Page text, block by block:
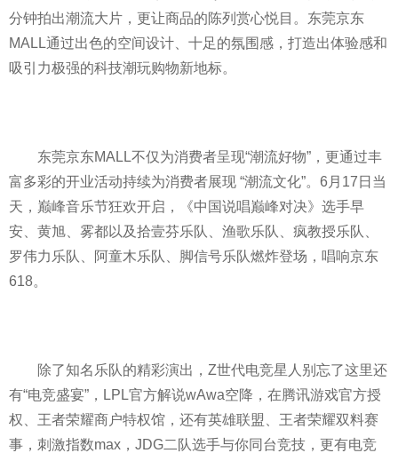
分钟拍出潮流大片，更让商品的陈列赏心悦目。东莞京东
MALL通过出色的空间设计、十足的氛围感，打造出体验感和
吸引力极强的科技潮玩购物新地标。
东莞京东MALL不仅为消费者呈现“潮流好物”，更通过丰
富多彩的开业活动持续为消费者展现 “潮流文化”。6月17日当
天，巅峰音乐节狂欢开启，《中国说唱巅峰对决》选手早
安、黄旭、雾都以及拾壹芬乐队、渔歌乐队、疯教授乐队、
罗伟力乐队、阿童木乐队、脚信号乐队燃炸登场，唱响京东
618。
除了知名乐队的精彩演出，Z世代电竞星人别忘了这里还
有“电竞盛宴”，LPL官方解说wAwa空降，在腾讯游戏官方授
权、王者荣耀商户特权馆，还有英雄联盟、王者荣耀双料赛
事，刺激指数max，JDG二队选手与你同台竞技，更有电竞